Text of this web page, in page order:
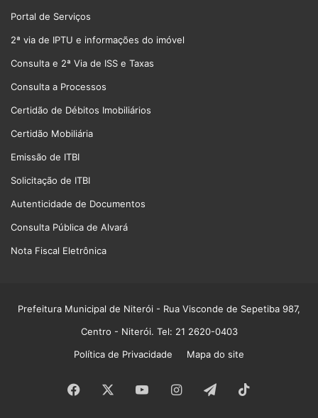
Portal de Serviços
2ª via de IPTU e informações do imóvel
Consulta e 2ª Via de ISS e Taxas
Consulta a Processos
Certidão de Débitos Imobiliários
Certidão Mobiliária
Emissão de ITBI
Solicitação de ITBI
Autenticidade de Documentos
Consulta Pública de Alvará
Nota Fiscal Eletrônica
Prefeitura Municipal de Niterói - Rua Visconde de Sepetiba 987,
Centro - Niterói. Tel: 21 2620-0403
Política de Privacidade
Mapa do site
Facebook YouTubeInstagramTelegram